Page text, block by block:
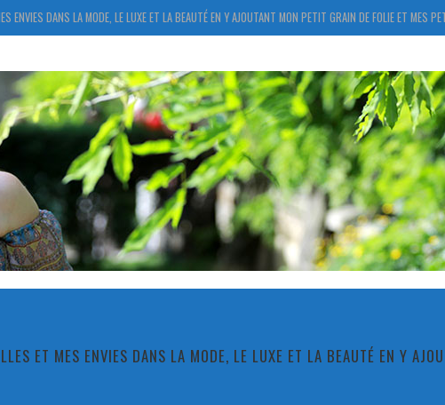
ENVIES DANS LA MODE, LE LUXE ET LA BEAUTÉ EN Y AJOUTANT MON PETIT GRAIN DE FOLIE ET MES
ET MES ENVIES DANS LA MODE, LE LUXE ET LA BEAUTÉ EN Y